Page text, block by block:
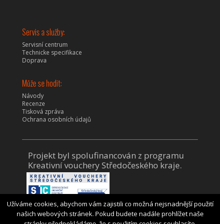
Servis a služby:
Servisní centrum
Technicke specifikace
Doprava
Může se hodit:
Návody
Recenze
Tisková zpráva
Ochrana osobních údajů
Projekt byl spolufinancován z programu
Kreativní vouchery Středočeského kraje.
Užíváme cookies, abychom vám zajistili co možná nejsnadnější použití
našich webových stránek. Pokud budete nadále prohlížet naše